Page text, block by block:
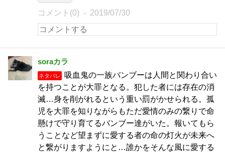
コメント(0) 2019/07/30
soraカラ
ネタバレ
吸血鬼の一族バンブーは人間と関わり合い
を持つことが大罪となる。犯した者には存在の消
滅…身を削がれるという重い罰がかせられる。孤
児を大罪を知りながらもただ愛情のみの繋りで命
懸けで守り育てるバンブー達がいた。報いてもら
うことなど望まずに愛する者の命の灯火が未来へ
と繋がりますようにと…誰かをそんな風に愛する